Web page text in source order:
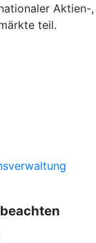
Aktien-,
teil.